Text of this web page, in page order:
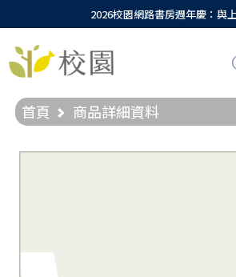
2026校園網路書房週年慶：與
首頁 商品詳細資料